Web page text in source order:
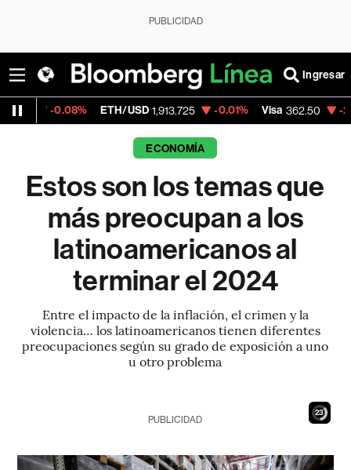
PUBLICIDAD
Ingresar
ETH/USD 1,913.725 -0.01% Visa 362.50 -2.15%
ECONOMÍA
Estos son los temas que
más preocupan a los
latinoamericanos al
terminar el 2024
Entre el impacto de la inflación, el crimen y la
violencia… los latinoamericanos tienen diferentes
preocupaciones según su grado de exposición a uno
u otro problema
21
PUBLICIDAD